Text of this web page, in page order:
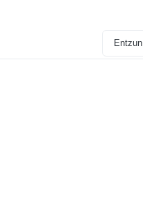
Entzun